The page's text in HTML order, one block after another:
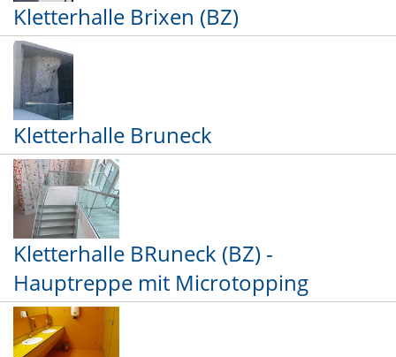
Kletterhalle Brixen (BZ)
Kletterhalle Bruneck
Kletterhalle BRuneck (BZ) -
Hauptreppe mit Microtopping